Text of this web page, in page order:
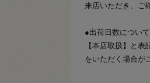
来店いただき、ご
●出荷日数について
【本店取扱】と
をいただく場合が